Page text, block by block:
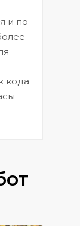
и по
кода